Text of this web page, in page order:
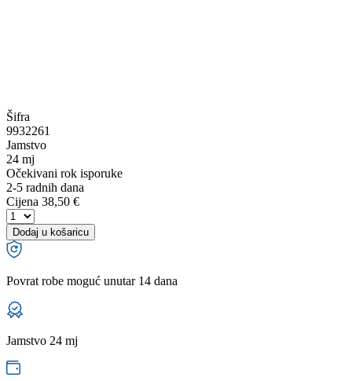
Šifra
9932261
Jamstvo
24 mj
Očekivani rok isporuke
2-5 radnih dana
Cijena 38,50 €
Dodaj u košaricu
Povrat robe moguć unutar 14 dana
Jamstvo 24 mj